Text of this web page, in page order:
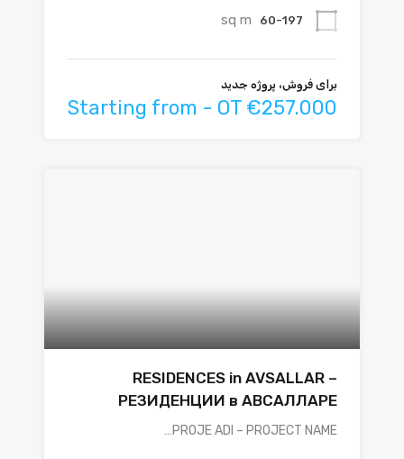
60-197
sq m
برای فروش، پروژه جدید
Starting from - OT €257.000
RESIDENCES in AVSALLAR –
РЕЗИДЕНЦИИ в АВСАЛЛАРЕ
PROJE ADI – PROJECT NAME…